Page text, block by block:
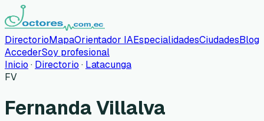
DirectorioMapaOrientador IAEspecialidadesCiudadesBlog
AccederSoy profesional
Inicio · Directorio · Latacunga
FV
Fernanda Villalva